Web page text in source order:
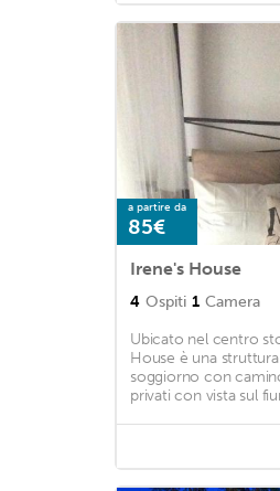
a partire da
85€
Irene's House
4 Ospiti 1 Camera
Ubicato nel centro
House è una
soggiorno con
privati ​​con vista sul